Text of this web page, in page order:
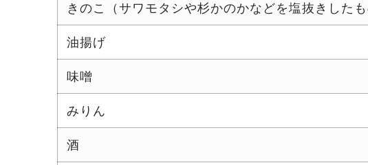
きのこ（サワモタシや杉かのかなどを塩抜きした
油揚げ
味噌
みりん
酒